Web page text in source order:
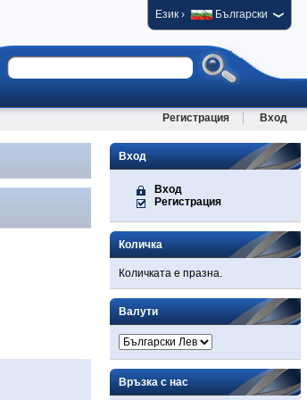
Език› Български
Регистрация Вход
Вход
Вход
Регистрация
Количка
Количката е празна.
Валути
Връзка с нас